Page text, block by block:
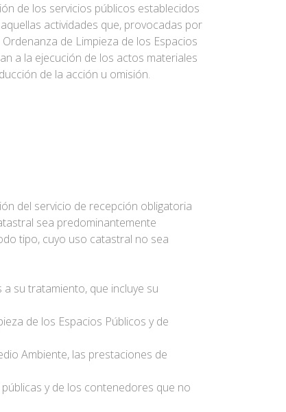
de los servicios públicos establecidos
actividades que, provocadas por
de Limpieza de los Espacios
a la ejecución de los actos materiales
de la acción u omisión.
del servicio de recepción obligatoria
sea predominantemente
tipo, cuyo uso catastral no sea
su tratamiento, que incluye su
de los Espacios Públicos y de
Ambiente, las prestaciones de
y de los contenedores que no